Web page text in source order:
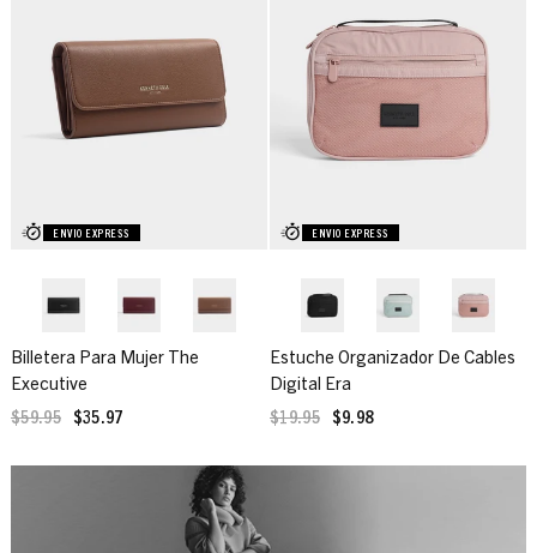
ENVIO EXPRESS
Billetera Para Mujer The
Executive
$59.95 $35.97
ENVIO EXPRESS
Estuche Organizador De Cables
Digital Era
$19.95 $9.98